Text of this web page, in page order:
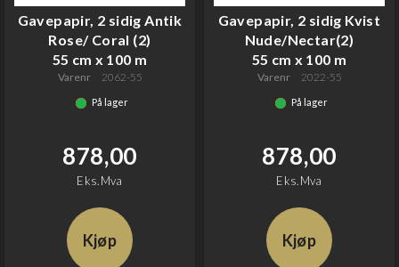
Gavepapir, 2 sidig Antik
Rose/ Coral (2)
55 cm x 100 m
Varenr 2062-55
På lager
878,00
Eks.Mva
Kjøp
Gavepapir, 2 sidig Kvist
Nude/Nectar(2)
55 cm x 100 m
Varenr 2022-55
På lager
878,00
Eks.Mva
Kjøp